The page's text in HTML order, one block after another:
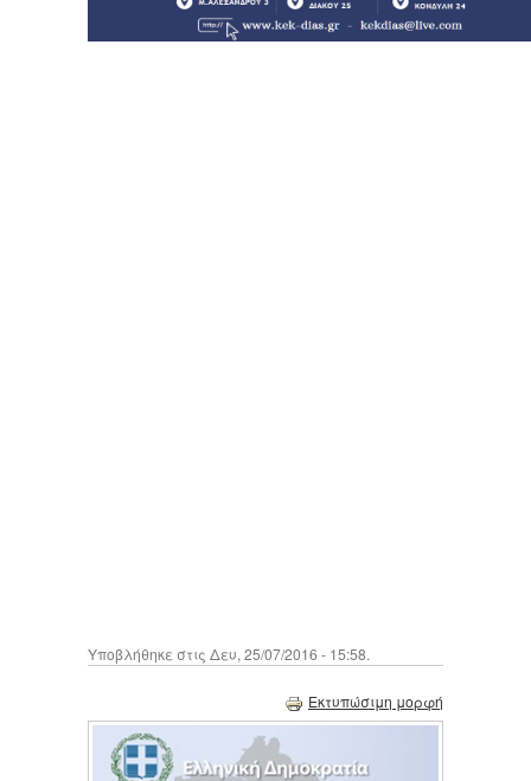
Υποβλήθηκε στις Δευ, 25/07/2016 - 15:58.
Εκτυπώσιμη μορφή